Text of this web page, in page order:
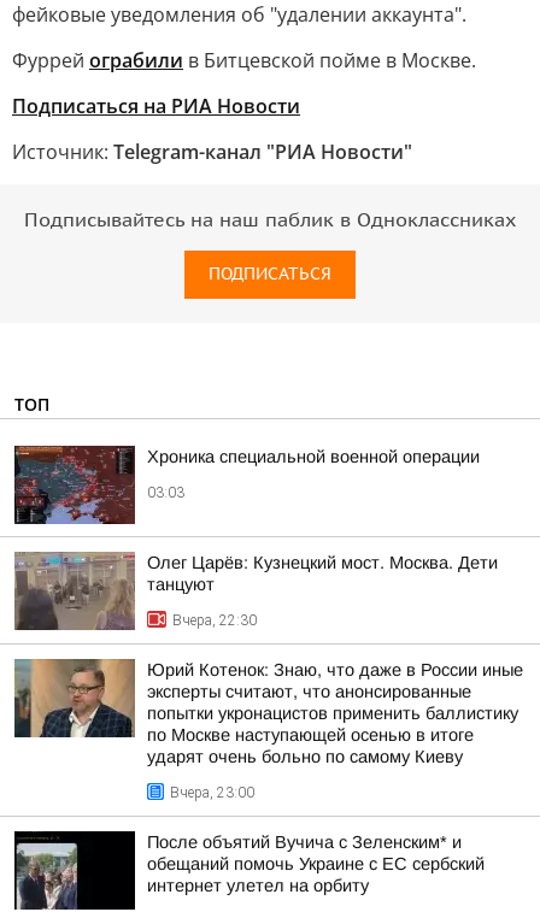
фейковые уведомления об "удалении аккаунта".
Фуррей ограбили в Битцевской пойме в Москве.
Подписаться на РИА Новости
Источник: Telegram-канал "РИА Новости"
Подписывайтесь на наш паблик в Одноклассниках
ПОДПИСАТЬСЯ
ТОП
Хроника специальной военной операции
03:03
Олег Царёв: Кузнецкий мост. Москва. Дети
танцуют
Вчера, 22:30
Юрий Котенок: Знаю, что даже в России иные
эксперты считают, что анонсированные
попытки укронацистов применить баллистику
по Москве наступающей осенью в итоге
ударят очень больно по самому Киеву
Вчера, 23:00
После объятий Вучича с Зеленским* и
обещаний помочь Украине с ЕС сербский
интернет улетел на орбиту